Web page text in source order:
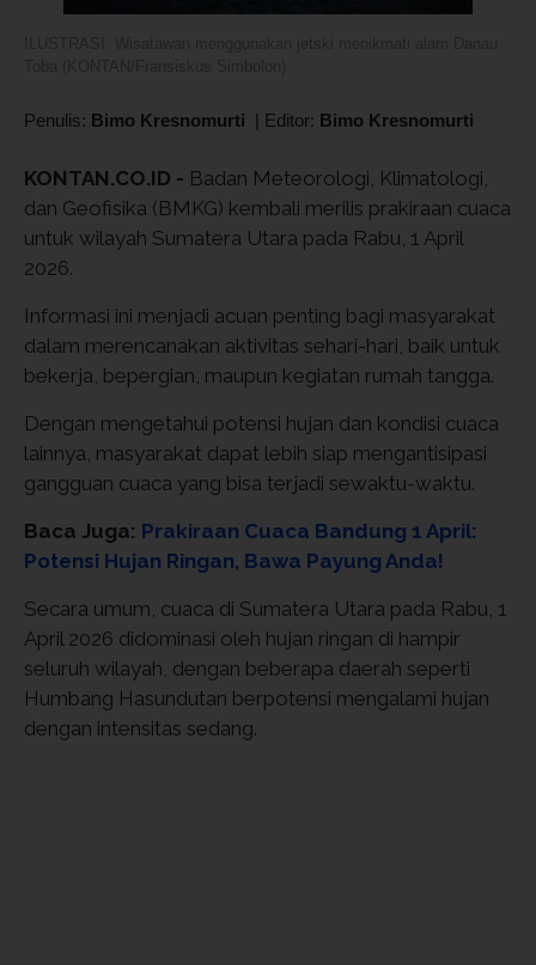
Penulis: Bimo Kresnomurti | Editor: Bimo Kresnomurti
KONTAN.CO.ID - Badan Meteorologi, Klimatologi,
dan Geofisika (BMKG) kembali merilis prakiraan cuaca
untuk wilayah Sumatera Utara pada Rabu, 1 April
2026.
Informasi ini menjadi acuan penting bagi masyarakat
dalam merencanakan aktivitas sehari-hari, baik untuk
bekerja, bepergian, maupun kegiatan rumah tangga.
Dengan mengetahui potensi hujan dan kondisi cuaca
lainnya, masyarakat dapat lebih siap mengantisipasi
gangguan cuaca yang bisa terjadi sewaktu-waktu.
Baca Juga: Prakiraan Cuaca Bandung 1 April:
Potensi Hujan Ringan, Bawa Payung Anda!
Secara umum, cuaca di Sumatera Utara pada Rabu, 1
April 2026 didominasi oleh hujan ringan di hampir
seluruh wilayah, dengan beberapa daerah seperti
Humbang Hasundutan berpotensi mengalami hujan
dengan intensitas sedang.